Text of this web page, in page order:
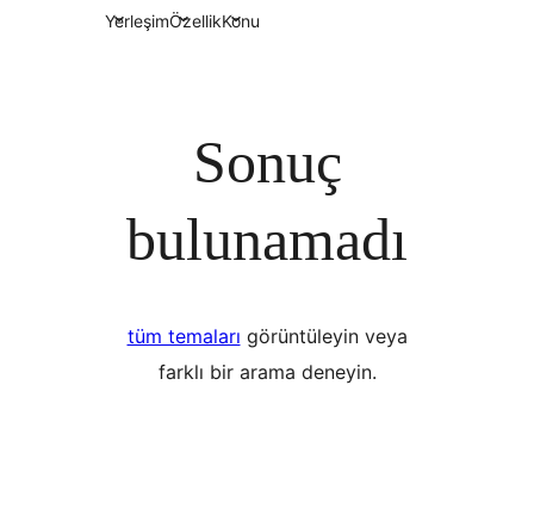
YerleşimÖzellikKonu
Sonuç
bulunamadı
tüm temaları görüntüleyin veya
farklı bir arama deneyin.